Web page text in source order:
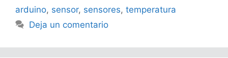
arduino, sensor, sensores, temperatura
Deja un comentario